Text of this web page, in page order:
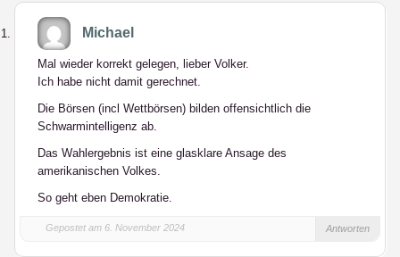
Michael
Mal wieder korrekt gelegen, lieber Volker.
Ich habe nicht damit gerechnet.
Die Börsen (incl Wettbörsen) bilden offensichtlich die
Schwarmintelligenz ab.
Das Wahlergebnis ist eine glasklare Ansage des
amerikanischen Volkes.
So geht eben Demokratie.
Gepostet am 6. November 2024 Antworten